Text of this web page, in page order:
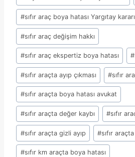
#sıfır araç boya hatası Yargıtay kararı
#sıfır araç değişim hakkı
#sıfır araç ekspertiz boya hatası #
#sıfır araçta ayıp çıkması #sıfır
#sıfır araçta boya hatası avukat
#sıfır araçta değer kaybı #sıfır
#sıfır araçta gizli ayıp #sıfır
#sıfır km araçta boya hatası